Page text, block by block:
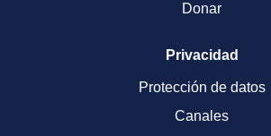
Donar
Privacidad
Protección de datos
Canales